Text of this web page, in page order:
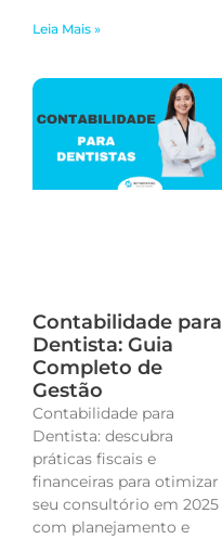
Leia Mais »
Contabilidade para
Dentista: Guia
Completo de
Gestão
Contabilidade para
Dentista: descubra
práticas fiscais e
financeiras para otimizar
seu consultório em 2025
com planejamento e